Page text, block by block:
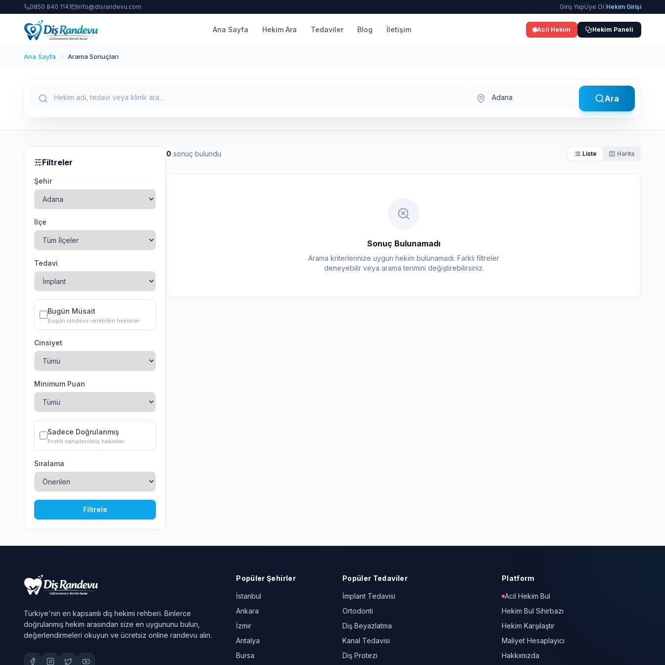
0850 840 1141 info@disrandevu.com Giriş YapÜye Ol Hekim Girişi
Ana Sayfa Hekim Ara Tedaviler Blog İletişim Acil Hekim Hekim Paneli
Ana Sayfa Arama Sonuçları
Ara
Filtreler
Şehir
İlçe
Tedavi
Bugün Müsait
Bugün randevu verebilen hekimler
Cinsiyet
Minimum Puan
Sadece Doğrulanmış
Profili sahiplenilmiş hekimler
Sıralama
Filtrele
0 sonuç bulundu Liste Harita
Sonuç Bulunamadı
Arama kriterlerinize uygun hekim bulunamadı. Farklı filtreler
deneyebilir veya arama terimini değiştirebilirsiniz.
Türkiye'nin en kapsamlı diş hekimi rehberi. Binlerce
doğrulanmış hekim arasından size en uygununu bulun,
değerlendirmeleri okuyun ve ücretsiz online randevu alın.
Popüler Şehirler
İstanbul
Ankara
İzmir
Antalya
Bursa
Popüler Tedaviler
İmplant Tedavisi
Ortodonti
Diş Beyazlatma
Kanal Tedavisi
Diş Protezi
Platform
Acil Hekim Bul
Hekim Bul Sihirbazı
Hekim Karşılaştır
Maliyet Hesaplayıcı
Hakkımızda